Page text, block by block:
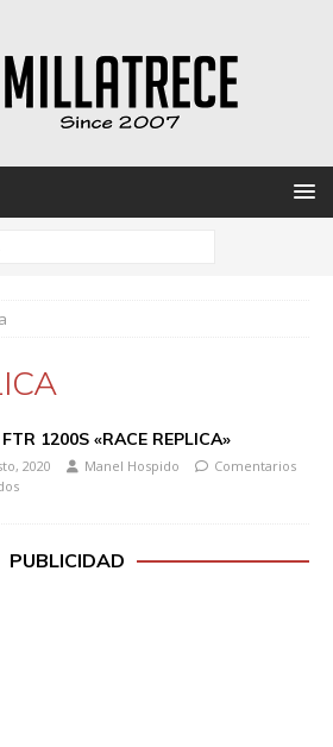
1200S «RACE REPLICA»
2020 Manel Hospido
Comentarios
PUBLICIDAD